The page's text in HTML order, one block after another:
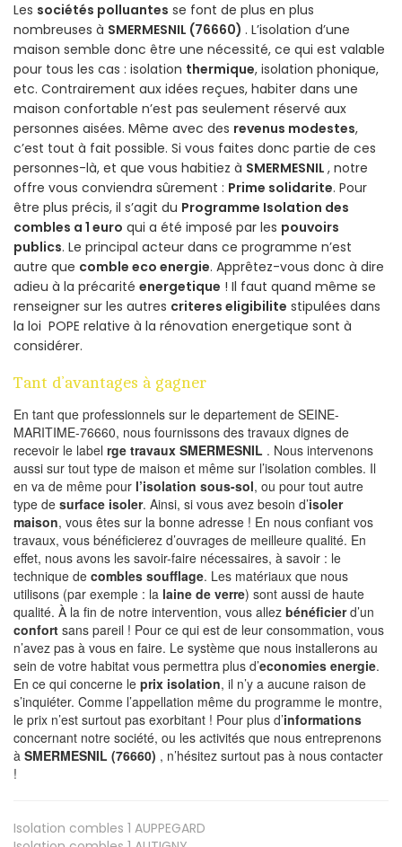
Les sociétés polluantes se font de plus en plus
nombreuses à SMERMESNIL (76660) . L’isolation d’une
maison semble donc être une nécessité, ce qui est valable
pour tous les cas : isolation thermique, isolation phonique,
etc. Contrairement aux idées reçues, habiter dans une
maison confortable n’est pas seulement réservé aux
personnes aisées. Même avec des revenus modestes,
c’est tout à fait possible. Si vous faites donc partie de ces
personnes-là, et que vous habitiez à SMERMESNIL , notre
offre vous conviendra sûrement : Prime solidarite. Pour
être plus précis, il s’agit du Programme Isolation des
combles a 1 euro qui a été imposé par les pouvoirs
publics. Le principal acteur dans ce programme n’est
autre que comble eco energie. Apprêtez-vous donc à dire
adieu à la précarité energetique ! Il faut quand même se
renseigner sur les autres criteres eligibilite stipulées dans
la loi POPE relative à la rénovation energetique sont à
considérer.
Tant d’avantages à gagner
En tant que professionnels sur le departement de SEINE-
MARITIME-76660, nous fournissons des travaux dignes de
recevoir le label rge travaux SMERMESNIL . Nous intervenons
aussi sur tout type de maison et même sur l’isolation combles. Il
en va de même pour l’isolation sous-sol, ou pour tout autre
type de surface isoler. Ainsi, si vous avez besoin d’isoler
maison, vous êtes sur la bonne adresse ! En nous confiant vos
travaux, vous bénéficierez d’ouvrages de meilleure qualité. En
effet, nous avons les savoir-faire nécessaires, à savoir : le
technique de combles soufflage. Les matériaux que nous
utilisons (par exemple : la laine de verre) sont aussi de haute
qualité. À la fin de notre intervention, vous allez bénéficierd’un
confort sans pareil ! Pour ce qui est de leur consommation, vous
n’avez pas à vous en faire. Le système que nous installerons au
sein de votre habitat vous permettra plus d’economies energie.
En ce qui concerne le prix isolation, il n’y a aucune raison de
s’inquiéter. Comme l’appellation même du programme le montre,
le prix n’est surtout pas exorbitant ! Pour plus d’informations
concernant notre société, ou les activités que nous entreprenons
à SMERMESNIL (76660) , n’hésitez surtout pas à nous contacter
!
Isolation combles 1 AUPPEGARD